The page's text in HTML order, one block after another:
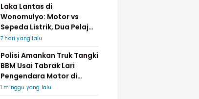
Laka Lantas di
Wonomulyo: Motor vs
Sepeda Listrik, Dua Pelajar
Dilarikan ke Rumah Sakit
7 hari yang lalu
Polisi Amankan Truk Tangki
BBM Usai Tabrak Lari
Pengendara Motor di
Matakali
1 minggu yang lalu